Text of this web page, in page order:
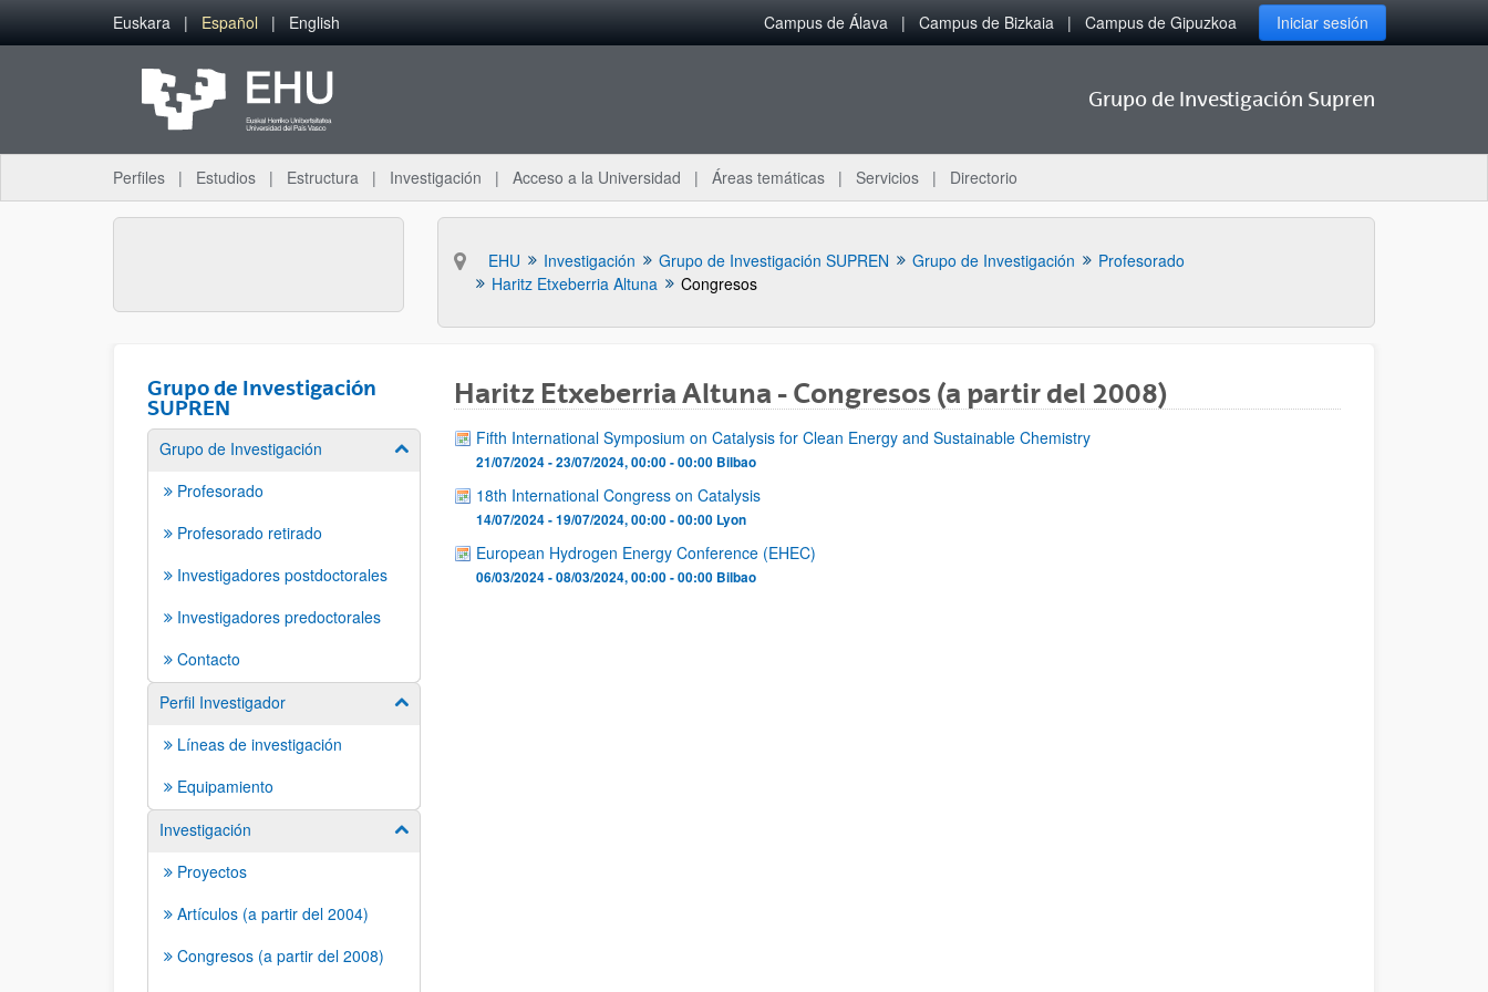
Saltar al contenido principal
Euskara Español English Campus de Álava Campus de Bizkaia Campus de Gipuzkoa Iniciar sesión
Grupo de Investigación Supren
Perfiles Estudios Estructura Investigación Acceso a la Universidad Áreas temáticas Servicios Directorio
EHU Investigación Grupo de Investigación SUPREN Grupo de Investigación
Profesorado
Haritz Etxeberria Altuna
Congresos
Grupo de Investigación
SUPREN
Grupo de Investigación Mostrar/ocultar subpáginas
Profesorado
Profesorado retirado
Investigadores postdoctorales
Investigadores predoctorales
Contacto
Perfil Investigador
Mostrar/ocultar subpáginas
Líneas de investigación
Equipamiento
Investigación
Mostrar/ocultar subpáginas
Proyectos
Artículos (a partir del 2004)
Congresos (a partir del 2008)
Haritz Etxeberria Altuna - Congresos (a partir del 2008)
Fifth International Symposium on Catalysis for Clean Energy and Sustainable Chemistry
21/07/2024 - 23/07/2024, 00:00 - 00:00 Bilbao
18th International Congress on Catalysis
14/07/2024 - 19/07/2024, 00:00 - 00:00 Lyon
European Hydrogen Energy Conference (EHEC)
06/03/2024 - 08/03/2024, 00:00 - 00:00 Bilbao